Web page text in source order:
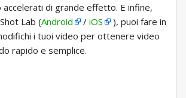
di grande effetto. E infine,
Lab (Android / iOS
), puoi fare in
i tuoi video per ottenere video
rapido e semplice.